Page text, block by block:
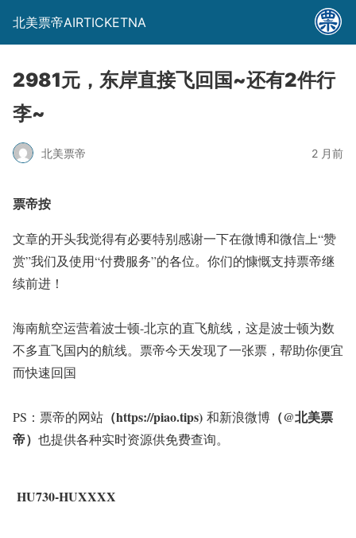
北美票帝AIRTICKETNA
2981元，东岸直接飞回国~还有2件行
李~
北美票帝 2 月前
票帝按
文章的开头我觉得有必要特别感谢一下在微博和微信上“赞
赏”我们及使用“付费服务”的各位。你们的慷慨支持票帝继
续前进！
海南航空运营着波士顿-北京的直飞航线，这是波士顿为数
不多直飞国内的航线。票帝今天发现了一张票，帮助你便宜
而快速回国
PS：票帝的网站 （https://piao.tips) 和新浪微博 （@北美票
帝） 也提供各种实时资源供免费查询。
HU730-HUXXXX